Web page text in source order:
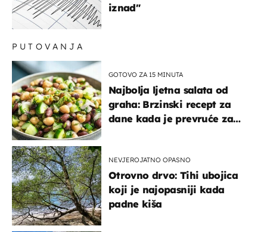
iznad"
PUTOVANJA
GOTOVO ZA 15 MINUTA
Najbolja ljetna salata od
graha: Brzinski recept za
dane kada je prevruće za
NEVJEROJATNO OPASNO
Otrovno drvo: Tihi ubojica
koji je najopasniji kada
padne kiša